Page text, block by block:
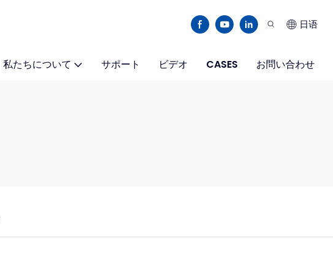
日语
私たちについて サポート ビデオ CASES お問い合わせ